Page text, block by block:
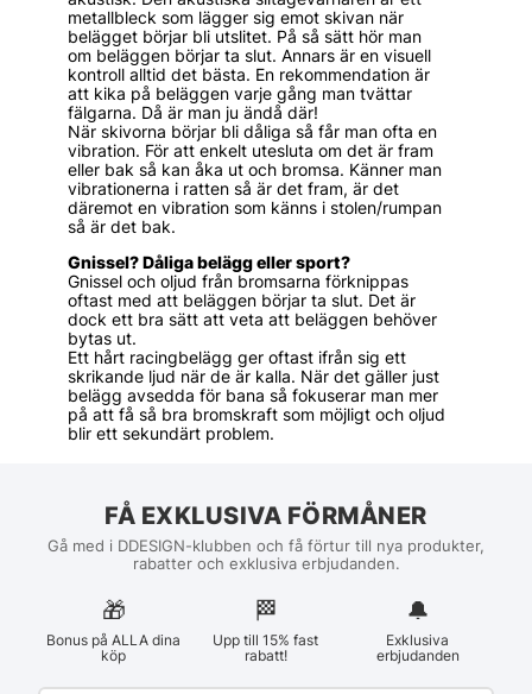
metallbleck som lägger sig emot skivan när
belägget börjar bli utslitet. På så sätt hör man
om beläggen börjar ta slut. Annars är en visuell
kontroll alltid det bästa. En rekommendation är
att kika på beläggen varje gång man tvättar
fälgarna. Då är man ju ändå där!
När skivorna börjar bli dåliga så får man ofta en
vibration. För att enkelt utesluta om det är fram
eller bak så kan åka ut och bromsa. Känner man
vibrationerna i ratten så är det fram, är det
däremot en vibration som känns i stolen/rumpan
så är det bak.
Gnissel? Dåliga belägg eller sport?
Gnissel och oljud från bromsarna förknippas
oftast med att beläggen börjar ta slut. Det är
dock ett bra sätt att veta att beläggen behöver
bytas ut.
Ett hårt racingbelägg ger oftast ifrån sig ett
skrikande ljud när de är kalla. När det gäller just
belägg avsedda för bana så fokuserar man mer
på att få så bra bromskraft som möjligt och oljud
blir ett sekundärt problem.
FÅ EXKLUSIVA FÖRMÅNER
Gå med i DDESIGN-klubben och få förtur till nya produkter,
rabatter och exklusiva erbjudanden.
🎁
Bonus på ALLA dina
köp
🏁︎
Upp till 15% fast
rabatt!
🔔
Exklusiva
erbjudanden